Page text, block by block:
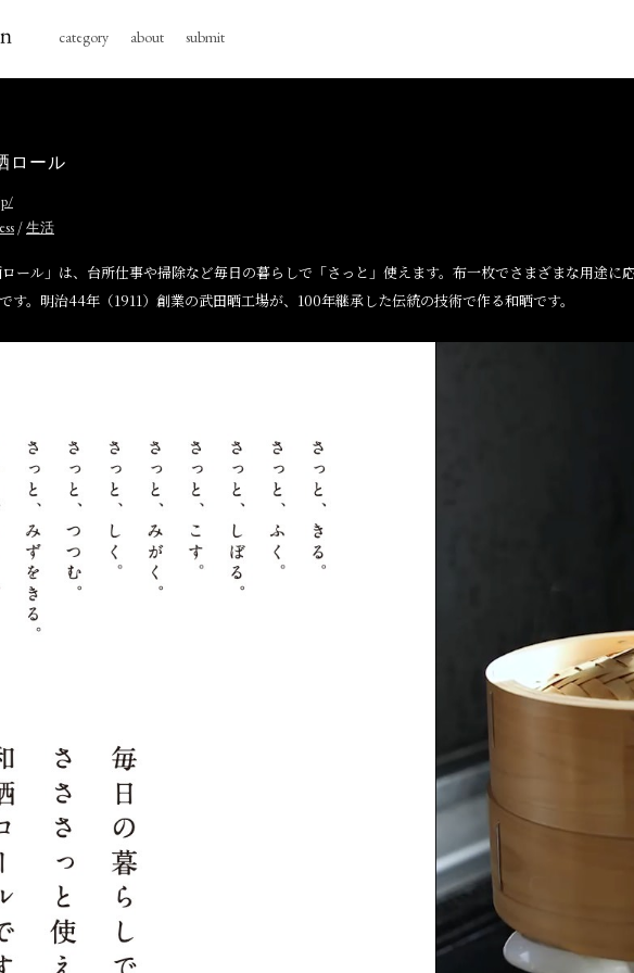
category about submit
ロール
/生活
ロール」は、台所仕事や掃除など毎日の暮らしで「さっと」使えます。布一枚でさまざまな用途
す。明治44年（1911）創業の武田晒工場が、100年継承した伝統の技術で作る和晒です。